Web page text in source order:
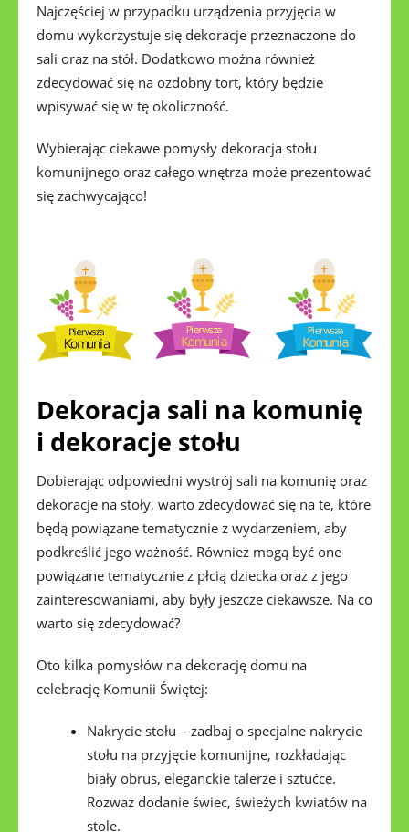
Najczęściej w przypadku urządzenia przyjęcia w
domu wykorzystuje się dekoracje przeznaczone do
sali oraz na stół. Dodatkowo można również
zdecydować się na ozdobny tort, który będzie
wpisywać się w tę okoliczność.
Wybierając ciekawe pomysły dekoracja stołu
komunijnego oraz całego wnętrza może prezentować
się zachwycająco!
Dekoracja sali na komunię
i dekoracje stołu
Dobierając odpowiedni wystrój sali na komunię oraz
dekoracje na stoły, warto zdecydować się na te, które
będą powiązane tematycznie z wydarzeniem, aby
podkreślić jego ważność. Również mogą być one
powiązane tematycznie z płcią dziecka oraz z jego
zainteresowaniami, aby były jeszcze ciekawsze. Na co
warto się zdecydować?
Oto kilka pomysłów na dekorację domu na
celebrację Komunii Świętej:
Nakrycie stołu – zadbaj o specjalne nakrycie
stołu na przyjęcie komunijne, rozkładając
biały obrus, eleganckie talerze i sztućce.
Rozważ dodanie świec, świeżych kwiatów na
stole.